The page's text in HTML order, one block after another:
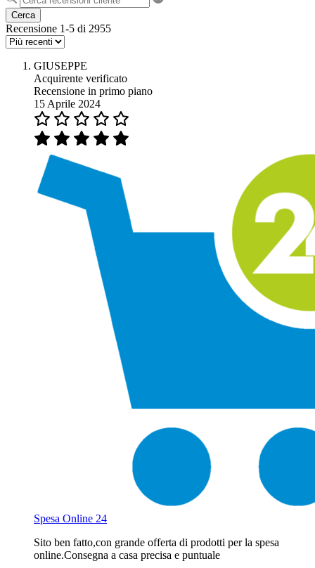
Cerca
Recensione 1-5 di 2955
GIUSEPPE
Acquirente verificato
Recensione in primo piano
15 Aprile 2024
Spesa Online 24
Sito ben fatto,con grande offerta di prodotti per la spesa
online.Consegna a casa precisa e puntuale